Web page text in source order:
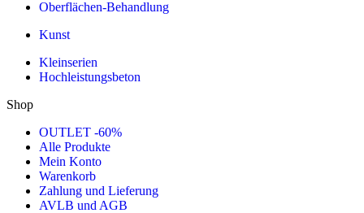
Oberflächen-Behandlung
Kunst
Kleinserien
Hochleistungsbeton
Shop
OUTLET -60%
Alle Produkte
Mein Konto
Warenkorb
Zahlung und Lieferung
AVLB und AGB